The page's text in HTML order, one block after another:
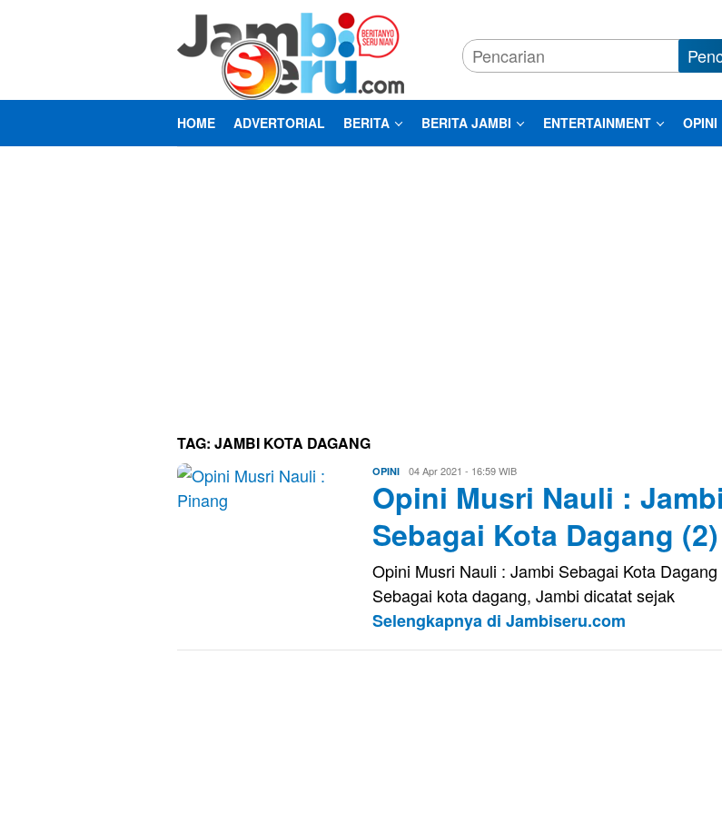
HOME ADVERTORIAL BERITA BERITA JAMBI ENTERTAINMENT OPINI
TAG: JAMBI KOTA DAGANG
OPINI Eri
Saputra
04 Apr 2021 - 16:59 WIB
Opini Musri Nauli : Jambi
Sebagai Kota Dagang (2)
Opini Musri Nauli : Jambi Sebagai Kota Dagang
Sebagai kota dagang, Jambi dicatat sejak
Selengkapnya di Jambiseru.com